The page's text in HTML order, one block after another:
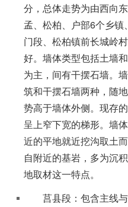
分，总体走势为由西向
孟、松柏、户部6个乡
门段、松柏镇前长城岭
好。墙体类型包括土墙
为主，间有干摆石墙。
筑和干摆石墙两种，随
势高于墙体外侧。现存
呈上窄下宽的梯形。墙
近的平地就近挖沟取土
自附近的基岩，多为沉
地取材这一特点。
莒县段：包含主线